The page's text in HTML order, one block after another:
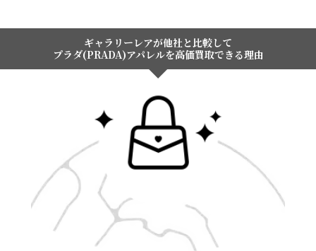
ギャラリーレアが他社と比較して
プラダ(PRADA)アパレルを高価買取できる理由